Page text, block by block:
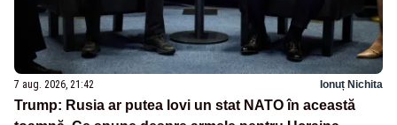
7 aug. 2026, 21:42 Ionuț Nichita
Trump: Rusia ar putea lovi un stat NATO în această